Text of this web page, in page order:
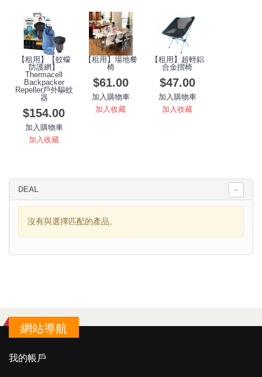
【租用】【蚊蠓
防護網】
Thermacell
Backpacker
Repeller戶外驅蚊
器
$154.00
加入購物車
加入收藏
【租用】場地餐
椅
$61.00
加入購物車
加入收藏
【租用】超輕鋁
合金摺椅
$47.00
加入購物車
加入收藏
DEAL
沒有與選擇匹配的產品。
網站導航
我的帳戶